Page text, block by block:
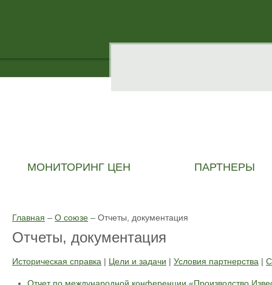
МОНИТОРИНГ ЦЕН ПАРТНЕРЫ
Главная – О союзе – Отчеты, документация
Отчеты, документация
Историческая справка | Цели и задачи | Условия партнерства |